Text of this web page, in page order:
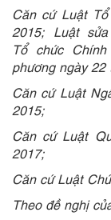
Căn cứ Luật
2015; Luật
Tổ chức
phương ngày
Căn cứ Luật
2015;
Căn cứ Luật
2017;
Căn cứ Luật
Theo đề nghị